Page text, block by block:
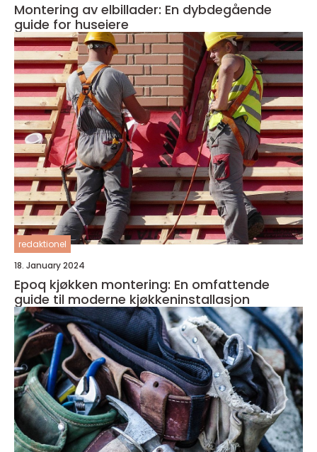
Montering av elbillader: En dybdegående
guide for huseiere
redaktionel
18. January 2024
Epoq kjøkken montering: En omfattende
guide til moderne kjøkkeninstallasjon